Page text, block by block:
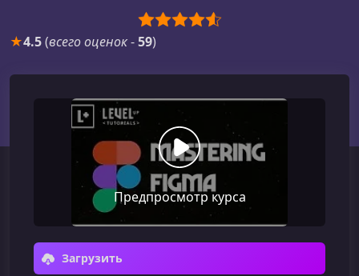
★4.5(всего оценок-59)
Предпросмотр курса
Загрузить